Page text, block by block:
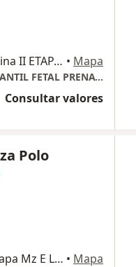
Urb la rinconada de huacachina II ETAPA / MZA F -13, Ica • Mapa
CENTRO MEDICO MATERNO INFANTIL FETAL PRENATALIA
Consultar valores
Polo
Urbanización San José 1ra etapa Mz E Lote 6 (clínica Morales) , Ica • Mapa